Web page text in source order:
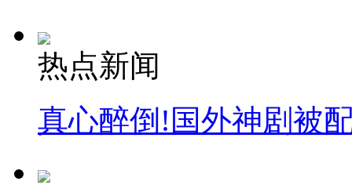
热点新闻
真心醉倒!国外神剧被